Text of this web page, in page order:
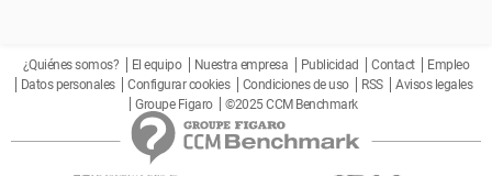
¿Quiénes somos? El equipo Nuestra empresa Publicidad Contact
Empleo
Datos personales
Configurar cookies Condiciones de uso RSS
Avisos legales
Groupe Figaro
©2025 CCM Benchmark